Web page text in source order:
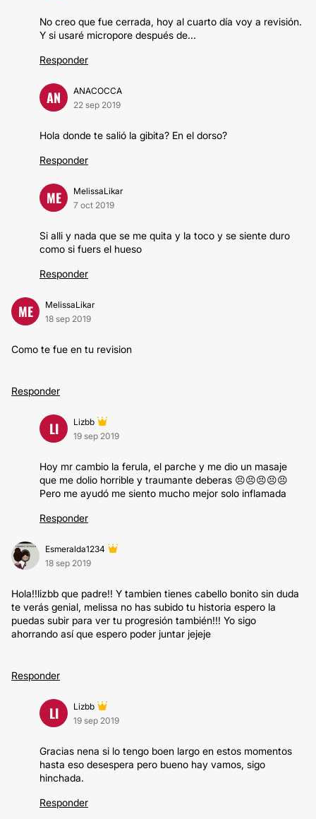
No creo que fue cerrada, hoy al cuarto día voy a revisión.
Y si usaré micropore después de...
Responder
AN
ANACOCCA
22 sep 2019
Hola donde te salió la gibita? En el dorso?
Responder
ME
MelissaLikar
7 oct 2019
Si alli y nada que se me quita y la toco y se siente duro
como si fuers el hueso
Responder
ME
MelissaLikar
18 sep 2019
Como te fue en tu revision
Responder
LI
Lizbb
19 sep 2019
Hoy mr cambio la ferula, el parche y me dio un masaje
que me dolio horrible y traumante deberas 😣😣😣😣😣
Pero me ayudó me siento mucho mejor solo inflamada
Responder
Esmeralda1234
18 sep 2019
Hola!!lizbb que padre!! Y tambien tienes cabello bonito sin duda
te verás genial, melissa no has subido tu historia espero la
puedas subir para ver tu progresión también!!! Yo sigo
ahorrando así que espero poder juntar jejeje
Responder
LI
Lizbb
19 sep 2019
Gracias nena si lo tengo boen largo en estos momentos
hasta eso desespera pero bueno hay vamos, sigo
hinchada.
Responder